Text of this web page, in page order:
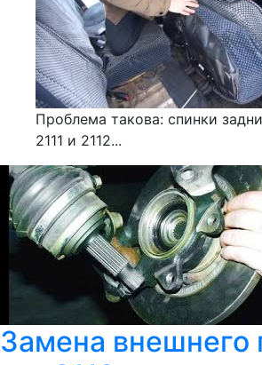
Проблема такова: спинки
2111 и 2112...
Замена внешнего